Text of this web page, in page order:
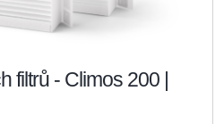
filtrů - Climos 200 |